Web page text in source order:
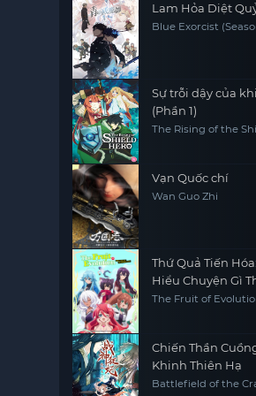
Lam Hỏa Diệt
Blue Exorcist
Sự trỗi dậy của
(Phần 1)
The Rising of the
Vạn Quốc chí
Wan Guo Zhi
Thứ Quả Tiến
Hiểu Chuyện Gì
Trở Nên Vô Đối
The Fruit of
Chiến Thần
Khinh Thiên Hạ
Battlefield of the